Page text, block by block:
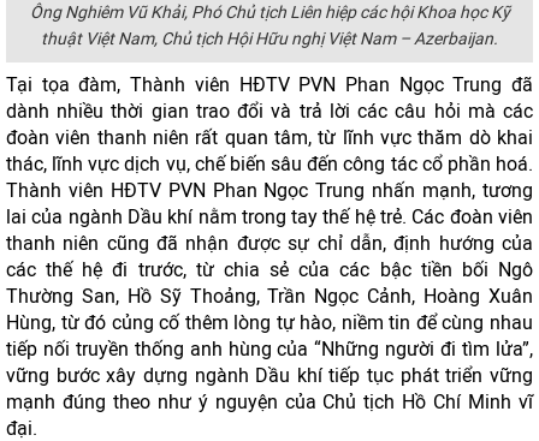
Ông Nghiêm Vũ Khải, Phó Chủ tịch Liên hiệp các hội Khoa học Kỹ
thuật Việt Nam, Chủ tịch Hội Hữu nghị Việt Nam – Azerbaijan.
Tại tọa đàm, Thành viên HĐTV PVN Phan Ngọc Trung đã
dành nhiều thời gian trao đổi và trả lời các câu hỏi mà các
đoàn viên thanh niên rất quan tâm, từ lĩnh vực thăm dò khai
thác, lĩnh vực dịch vụ, chế biến sâu đến công tác cổ phần hoá.
Thành viên HĐTV PVN Phan Ngọc Trung nhấn mạnh, tương
lai của ngành Dầu khí nằm trong tay thế hệ trẻ. Các đoàn viên
thanh niên cũng đã nhận được sự chỉ dẫn, định hướng của
các thế hệ đi trước, từ chia sẻ của các bậc tiền bối Ngô
Thường San, Hồ Sỹ Thoảng, Trần Ngọc Cảnh, Hoàng Xuân
Hùng, từ đó củng cố thêm lòng tự hào, niềm tin để cùng nhau
tiếp nối truyền thống anh hùng của “Những người đi tìm lửa”,
vững bước xây dựng ngành Dầu khí tiếp tục phát triển vững
mạnh đúng theo như ý nguyện của Chủ tịch Hồ Chí Minh vĩ
đại.